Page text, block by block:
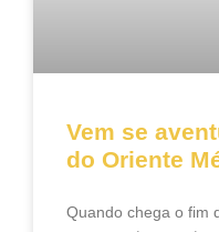
Vem se
do Oriente
Quando chega o fim